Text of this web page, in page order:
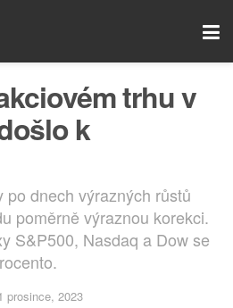
trhu v
k
po dnech výrazných růstů
poměrně výraznou korekci.
S&P500, Nasdaq a Dow se
prosince, 2023